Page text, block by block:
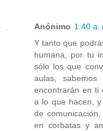
Anónimo 1:40 a.
Y tanto que
humana, por tu
sólo los que
aulas,
encontrarán en ti
a lo que hacen,
de
en corbatas y